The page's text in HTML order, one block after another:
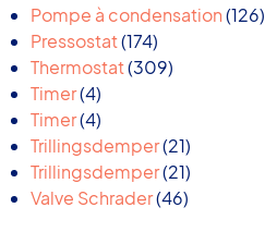
produits
Pompe à condensation 126126
Pressostat 174174
produits
Thermostat 309309
Timer 44
produits
Timer 44
produits
Trillingsdemper 2121
produits
Trillingsdemper 2121
produits
Valve Schrader 4646